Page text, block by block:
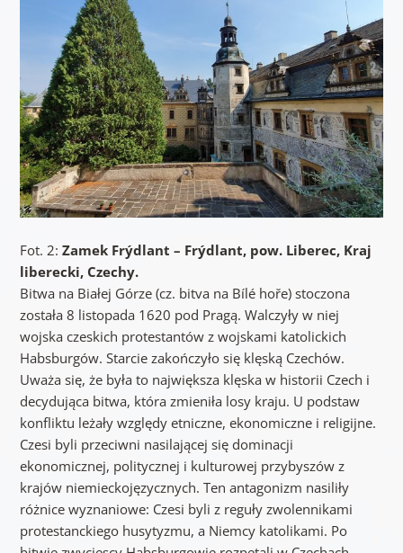
Fot. 2: Zamek Frýdlant – Frýdlant, pow. Liberec, Kraj
liberecki, Czechy.
Bitwa na Białej Górze (cz. bitva na Bílé hoře) stoczona
została 8 listopada 1620 pod Pragą. Walczyły w niej
wojska czeskich protestantów z wojskami katolickich
Habsburgów. Starcie zakończyło się klęską Czechów.
Uważa się, że była to największa klęska w historii Czech i
decydująca bitwa, która zmieniła losy kraju. U podstaw
konfliktu leżały względy etniczne, ekonomiczne i religijne.
Czesi byli przeciwni nasilającej się dominacji
ekonomicznej, politycznej i kulturowej przybyszów z
krajów niemieckojęzycznych. Ten antagonizm nasiliły
różnice wyznaniowe: Czesi byli z reguły zwolennikami
protestanckiego husytyzmu, a Niemcy katolikami. Po